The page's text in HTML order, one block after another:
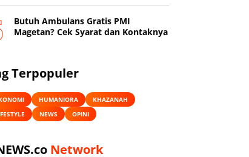
Butuh Ambulans Gratis PMI
Magetan? Cek Syarat dan Kontaknya
Terpopuler
HUMANIORA
KHAZANAH
NEWS OPINI
Network